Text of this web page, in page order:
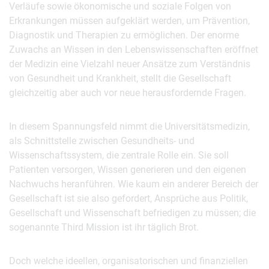
Verläufe sowie ökonomische und soziale Folgen von
Erkrankungen müssen aufgeklärt werden, um Prävention,
Diagnostik und Therapien zu ermöglichen. Der enorme
Zuwachs an Wissen in den Lebenswissenschaften eröffnet
der Medizin eine Vielzahl neuer Ansätze zum Verständnis
von Gesundheit und Krankheit, stellt die Gesellschaft
gleichzeitig aber auch vor neue herausfordernde Fragen.
In diesem Spannungsfeld nimmt die Universitätsmedizin,
als Schnittstelle zwischen Gesundheits- und
Wissenschaftssystem, die zentrale Rolle ein. Sie soll
Patienten versorgen, Wissen generieren und den eigenen
Nachwuchs heranführen. Wie kaum ein anderer Bereich der
Gesellschaft ist sie also gefordert, Ansprüche aus Politik,
Gesellschaft und Wissenschaft befriedigen zu müssen; die
sogenannte Third Mission ist ihr täglich Brot.
Doch welche ideellen, organisatorischen und finanziellen